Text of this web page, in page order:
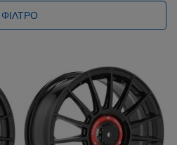
ΦΊΛΤΡΟ